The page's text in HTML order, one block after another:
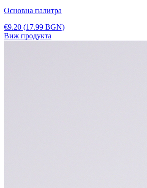
Основна палитра
€9.20 (17.99 BGN)
Виж продукта